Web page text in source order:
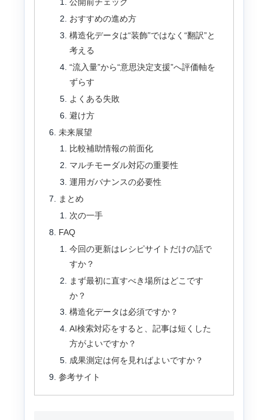
公開前チェック
おすすめの進め方
構造化データは“装飾”ではなく“翻訳”と
考える
“流入量”から“意思決定支援”へ評価軸を
ずらす
よくある失敗
避け方
未来展望
比較補助情報の前面化
マルチモーダル対応の重要性
運用ガバナンスの必要性
まとめ
次の一手
FAQ
今回の更新はレシピサイトだけの話で
すか？
まず最初に直すべき場所はどこです
か？
構造化データは必須ですか？
AI検索対応をすると、記事は短くした
方がよいですか？
成果測定は何を見ればよいですか？
参考サイト